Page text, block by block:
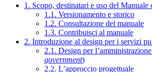
1. Scopo, destinatari e uso del Manuale
1.1. Versionamento e storico
1.2. Consultazione del manuale
1.3. Contribuisci al manuale
2. Introduzione al design per i servizi
2.1. Design per
government)
2.2. L’approccio progettuale